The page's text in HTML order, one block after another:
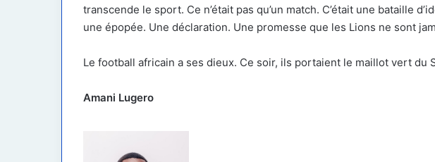
transcende le sport. Ce n’était pas qu’un match. C’était une bataille
une épopée. Une déclaration. Une promesse que les Lions ne sont
Le football africain a ses dieux. Ce soir, ils portaient le maillot vert du
Amani Lugero